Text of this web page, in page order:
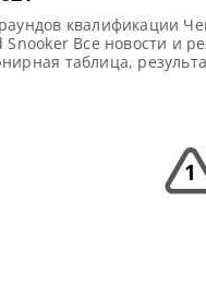
квалификации
Все новости и
таблица,
Чемпионата
1